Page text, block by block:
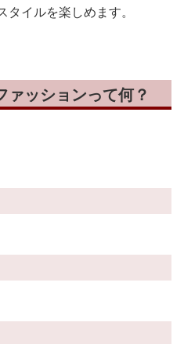
イルを楽しめます。
ァッションって何？